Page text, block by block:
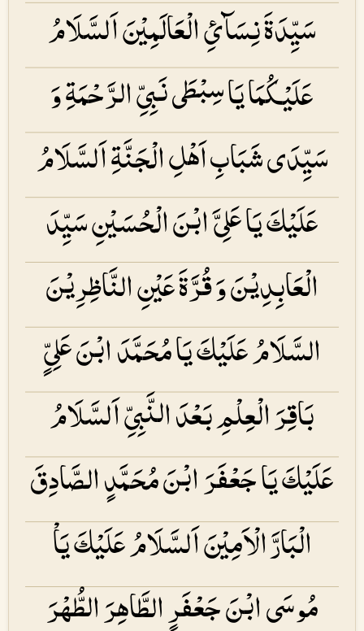
سَیِّدَۃَ نِسَآئِ الْعَالَمِیْنَ اَلسَّلَامُ
عَلَیْكُمَا یَا سِبْطَی نَبِیِّ الرَّحْمَۃِ وَ
سَیِّدَی شَبَابِ اَهْلِ الْجَنَّۃِ اَلسَّلَامُ
عَلَیْكَ یَا عَلِیَّ ابْنَ الْحُسَیْنِ سَیِّدَ
الْعَابِدِیْنَ وَ قُرَّۃَ عَیْنِ النَّاظِرِیْنَ
السَّلَامُ عَلَیْكَ یَا مُحَمَّدَ ابْنَ عَلِیٍّ
بَاقِرَ الْعِلْمِ بَعْدَ النَّبِیِّ اَلسَّلَامُ
عَلَیْكَ یَا جَعْفَرَ ابْنَ مُحَمَّدٍ الصَّادِقَ
الْبَارَّ الْاَمِیْنَ اَلسَّلَامُ عَلَیْكَ یَاْ
مُوسَی ابْنَ جَعْفَرٍ الطَّاهِرَ الطُّهْرَ